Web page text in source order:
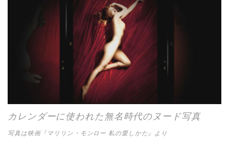
カレンダーに使われた無名時代のヌード写真
写真は映画『マリリン・モンロー 私の愛しかた』より